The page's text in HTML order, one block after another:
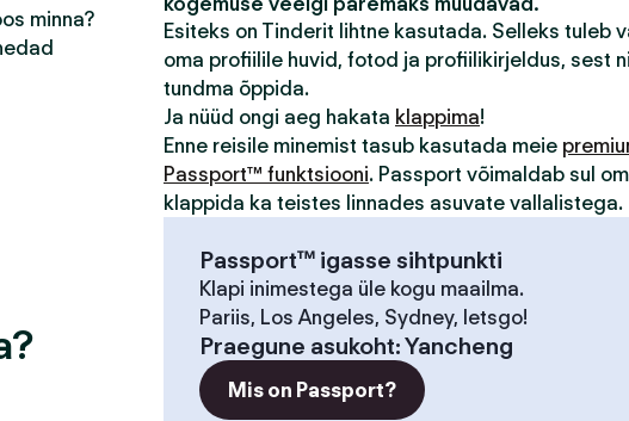
minna?
Esiteks on Tinderit lihtne kasutada. Selleks tuleb
oma profiilile huvid, fotod ja profiilikirjeldus, sest
tundma õppida.
Ja nüüd ongi aeg hakata klappima!
Enne reisile minemist tasub kasutada meie
Passport™ funktsiooni. Passport võimaldab sul
klappida ka teistes linnades asuvate vallalistega.
Passport™ igasse sihtpunkti
Klapi inimestega üle kogu maailma.
Pariis, Los Angeles, Sydney, letsgo!
Praegune asukoht:Yancheng
Mis on Passport?